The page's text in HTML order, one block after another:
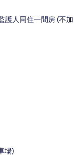
護人同住一間房 (不加
場)